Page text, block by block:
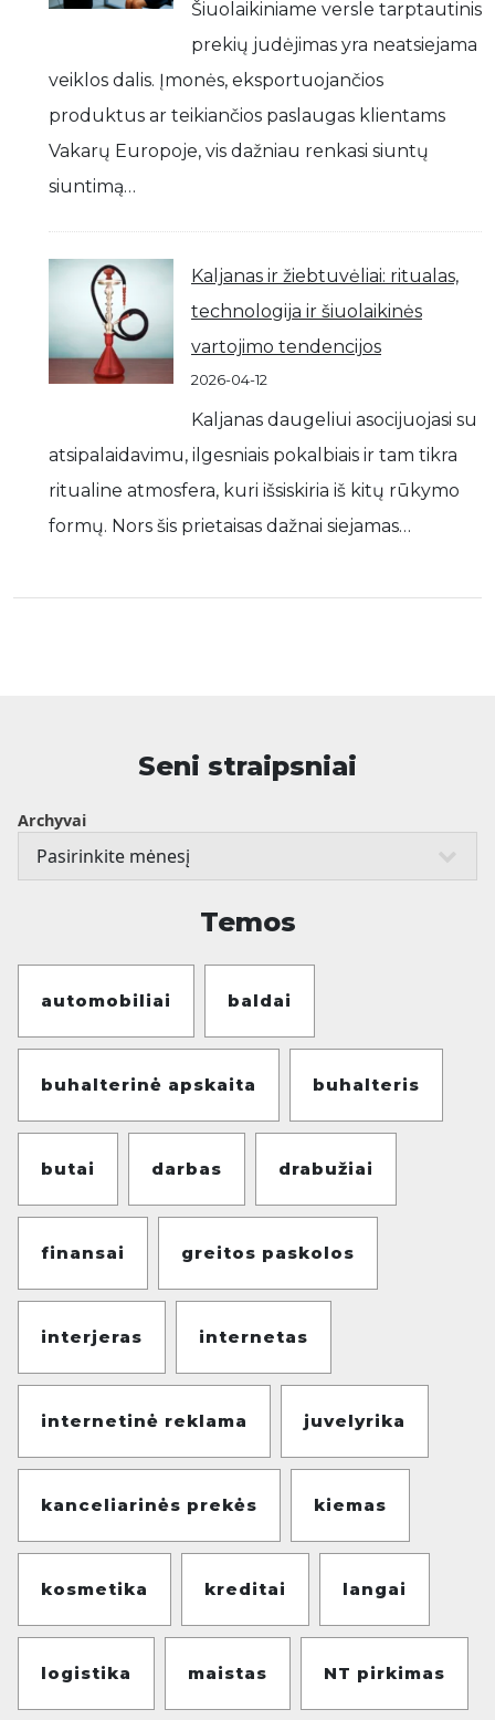
Šiuolaikiniame versle tarptautinis
prekių judėjimas yra neatsiejama
veiklos dalis. Įmonės, eksportuojančios
produktus ar teikiančios paslaugas klientams
Vakarų Europoje, vis dažniau renkasi siuntų
siuntimą…
Kaljanas ir žiebtuvėliai: ritualas,
technologija ir šiuolaikinės
vartojimo tendencijos
2026-04-12
Kaljanas daugeliui asocijuojasi su
atsipalaidavimu, ilgesniais pokalbiais ir tam tikra
ritualine atmosfera, kuri išsiskiria iš kitų rūkymo
formų. Nors šis prietaisas dažnai siejamas…
Seni straipsniai
Archyvai
Temos
automobiliai baldai
buhalterinė apskaita buhalteris
butai darbas drabužiai
finansai greitos paskolos
interjeras internetas
internetinė reklama juvelyrika
kanceliarinės prekės kiemas
kosmetika kreditai langai
logistika maistas NT pirkimas